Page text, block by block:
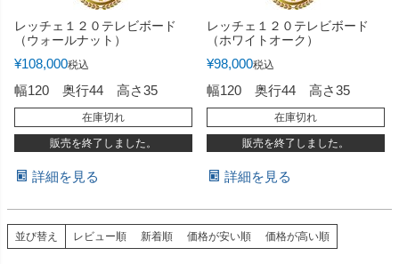
レッチェ１２０テレビボード
（ウォールナット）
¥108,000税込
幅120 奥行44 高さ35
在庫切れ
販売を終了しました。
詳細を見る
レッチェ１２０テレビボード
（ホワイトオーク）
¥98,000税込
幅120 奥行44 高さ35
在庫切れ
販売を終了しました。
詳細を見る
並び替え レビュー順 新着順 価格が安い順 価格が高い順